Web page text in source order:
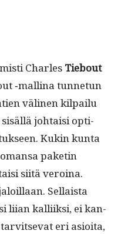
Charles Tiebout
‑mal­li­na tun­netun
väli­nen kil­pailu
johtaisi opti­
Kukin kun­ta
paketin
siitä veroina.
Sel­l­aista
liian kalli­ik­si, ei kan­
eri asioi­ta,